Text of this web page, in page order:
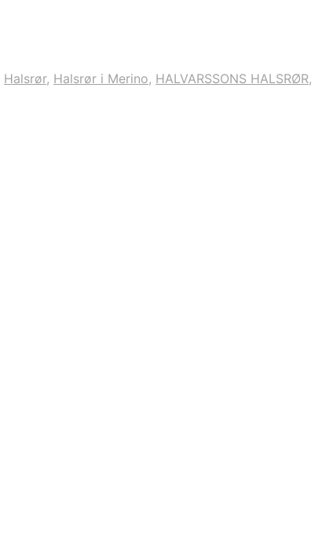
Halsrør, Halsrør i Merino, HALVARSSONS HALSRØR,